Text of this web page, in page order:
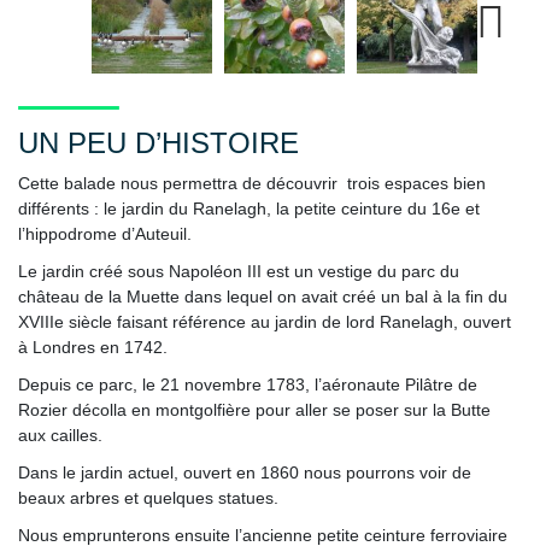
Next
UN PEU D’HISTOIRE
Cette balade nous permettra de découvrir trois espaces bien
différents : le jardin du Ranelagh, la petite ceinture du 16e et
l’hippodrome d’Auteuil.
Le jardin créé sous Napoléon III est un vestige du parc du
château de la Muette dans lequel on avait créé un bal à la fin du
XVIIIe siècle faisant référence au jardin de lord Ranelagh, ouvert
à Londres en 1742.
Depuis ce parc, le 21 novembre 1783, l’aéronaute Pilâtre de
Rozier décolla en montgolfière pour aller se poser sur la Butte
aux cailles.
Dans le jardin actuel, ouvert en 1860 nous pourrons voir de
beaux arbres et quelques statues.
Nous emprunterons ensuite l’ancienne petite ceinture ferroviaire